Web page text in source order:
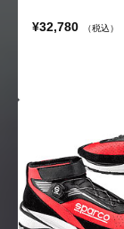
¥32,780 （税込）